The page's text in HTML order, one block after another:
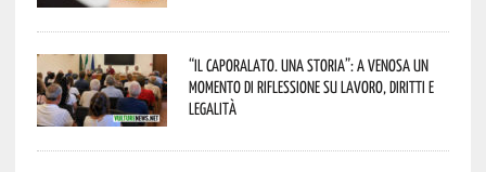
“Il caporalato. Una storia”: a Venosa un
momento di riflessione su lavoro, diritti e
legalità